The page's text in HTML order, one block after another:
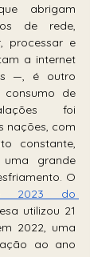
abrigam
de rede,
processar e
a internet
—, é outro
de
foi
nações, com
constante,
grande
2023 do
utilizou 21
2022, uma
ao ano